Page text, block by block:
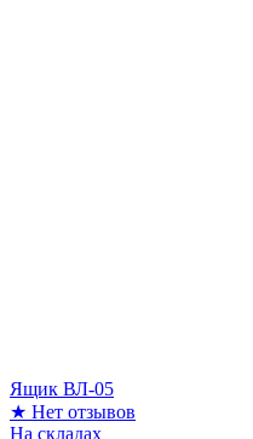
Ящик ВЛ-05
★ Нет отзывов
На складах